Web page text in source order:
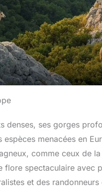
denses, ses gorges
menacées en
comme ceux de
spectaculaire avec
et des